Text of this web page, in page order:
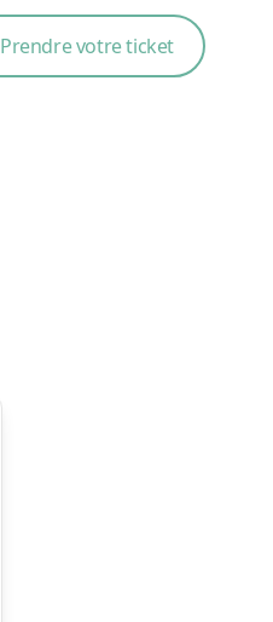
Prendre votre ticket